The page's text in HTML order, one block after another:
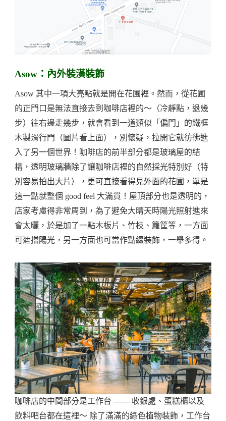
Asow：內外裝潢裝飾
Asow 其中一項大亮點就是開在花圃裡。然而，從花圃
的正門口是無法直接去到咖啡店裡的～（冷靜點，退幾
步）往右邊走幾步，就會看到一道類似「偏門」的鐵框
木製滑行門（圖片看上面），別懷疑，拉開它就彷彿進
入了另一個世界！咖啡店的前半部分都是玻璃屋的結
構，透明玻璃牆除了讓咖啡店裡的自然採光特別好（特
別容易拍出大片），更可直接看得見外面的花圃，單是
這一點就整個 good feel 大滿貫！屋頂部分也是透明的，
店家考慮得非常周到，為了避免大晴天時陽光照射進來
會太曬，於是加了一點木板片、竹枝、籮筐等，一方面
可遮擋陽光，另一方面也可當作點綴裝飾，一舉多得。
咖啡店的中間部分是工作台 —— 收銀處、蛋糕櫃以及
飲料吧台都在這裡～ 除了滿滿的綠色植物裝飾，工作台